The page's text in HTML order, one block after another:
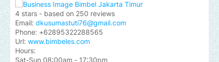
4 stars - based on 250 reviews
Email: dkusumastuti76@gmail.com
Phone: +62895322288565
Url: www.bimbeles.com
Hours:
Sat-Sun 08:00am - 17:30pm